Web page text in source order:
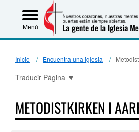
Menú
Inicio Encuentra una iglesia
Traducir Página ▼
METODISTKIRKEN I